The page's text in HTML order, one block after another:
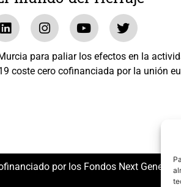
para paliar los efectos en la
coste cero cofinanciada por la unión
por los Fondos Next